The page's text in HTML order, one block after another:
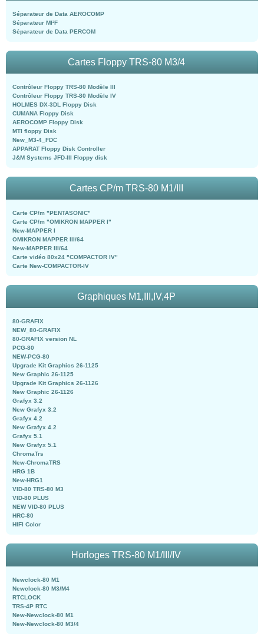
Séparateur de Data AEROCOMP
Séparateur MI²F
Séparateur de Data PERCOM
Cartes Floppy TRS-80 M3/4
Contrôleur Floppy TRS-80 Modèle III
Contrôleur Floppy TRS-80 Modèle IV
HOLMES DX-3DL Floppy Disk
CUMANA Floppy Disk
AEROCOMP Floppy Disk
MTI floppy Disk
New_M3-4_FDC
APPARAT Floppy Disk Controller
J&M Systems JFD-III Floppy disk
Cartes CP/m TRS-80 M1/III
Carte CP/m "PENTASONIC"
Carte CP/m "OMIKRON MAPPER I"
New-MAPPER I
OMIKRON MAPPER III/64
New-MAPPER III/64
Carte vidéo 80x24 "COMPACTOR IV"
Carte New-COMPACTOR-IV
Graphiques M1,III,IV,4P
80-GRAFIX
NEW_80-GRAFIX
80-GRAFIX version NL
PCG-80
NEW-PCG-80
Upgrade Kit Graphics 26-1125
New Graphic 26-1125
Upgrade Kit Graphics 26-1126
New Graphic 26-1126
Grafyx 3.2
New Grafyx 3.2
Grafyx 4.2
New Grafyx 4.2
Grafyx 5.1
New Grafyx 5.1
ChromaTrs
New-ChromaTRS
HRG 1B
New-HRG1
VID-80 TRS-80 M3
VID-80 PLUS
NEW VID-80 PLUS
HRC-80
HIFI Color
Horloges TRS-80 M1/III/IV
Newclock-80 M1
Newclock-80 M3/M4
RTCLOCK
TRS-4P RTC
New-Newclock-80 M1
New-Newclock-80 M3/4